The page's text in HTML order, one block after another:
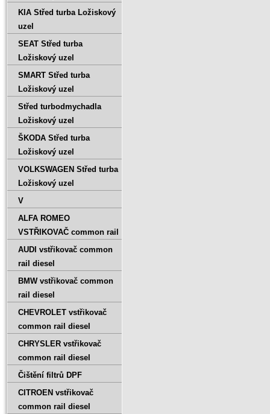
KIA Střed turba Ložiskový
uzel
SEAT Střed turba
Ložiskový uzel
SMART Střed turba
Ložiskový uzel
Střed turbodmychadla
Ložiskový uzel
ŠKODA Střed turba
Ložiskový uzel
VOLKSWAGEN Střed turba
Ložiskový uzel
V
ALFA ROMEO
VSTŘIKOVAČ common rail
AUDI vstřikovač common
rail diesel
BMW vstřikovač common
rail diesel
CHEVROLET vstřikovač
common rail diesel
CHRYSLER vstřikovač
common rail diesel
Čištění filtrů DPF
CITROEN vstřikovač
common rail diesel